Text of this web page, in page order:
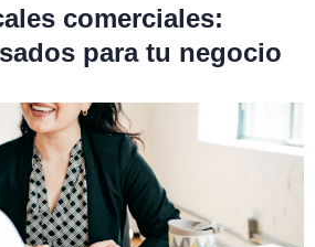
comerciales:
para tu negocio